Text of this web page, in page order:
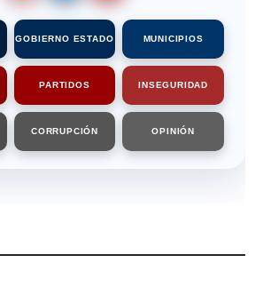
GOBIERNO ESTADO MUNICIPIOS
PARTIDOS INSEGURIDAD
CORRUPCIÓN OPINIÓN